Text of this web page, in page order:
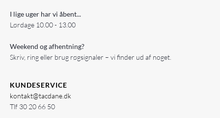
I lige uger har vi åbent...
Lørdage 10.00 - 13.00
Weekend og afhentning?
Skriv, ring eller brug røgsignaler – vi finder ud af noget.
KUNDESERVICE
kontakt@tacdane.dk
Tlf 30 20 66 50